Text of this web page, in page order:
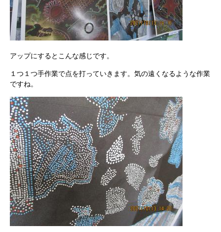
アップにするとこんな感じです。
１つ１つ手作業で点を打っていきます。気の遠くなるような作業
ですね。